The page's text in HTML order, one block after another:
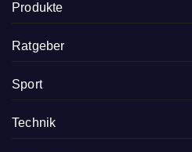
Produkte
Ratgeber
Sport
Technik